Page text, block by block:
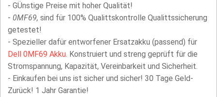
- GÜnstige Preise mit hoher Qualität!
- 0MF69, sind für 100% Qualittskontrolle Qualittssicherung
getestet!
- Spezieller dafür entworfener Ersatzakku (passend) für
Dell 0MF69 Akku . Konstruiert und streng geprüft für die
Stromspannung, Kapazität, Vereinbarkeit und Sicherheit.
- Einkaufen bei uns ist sicher und sicher! 30 Tage Geld-
Zurück! 1 Jahr Garantie!